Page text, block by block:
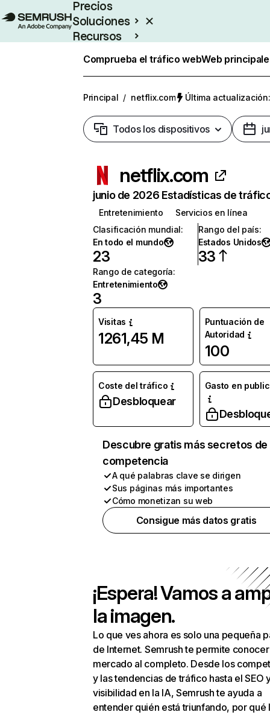
Precios
Soluciones
Recursos
Comprueba el tráfico webWeb
Principal / netflix.com Última
Todos los dispositivos
netflix.com
junio de 2026 Estadísticas de
Entretenimiento
Servicios en línea
Clasificación mundial:
En todo el mundo
23
Rango del país:
Estados Unidos
33
Rango de categoría:
Entretenimiento
3
Visitas
1261,45 M
Puntuación de
Autoridad
100
Coste del tráfico
Desbloquear
Gasto en
Descubre gratis más secretos de
competencia
A qué palabras clave se dirigen
Sus páginas más importantes
Cómo monetizan su web
Consigue más datos gratis
¡Espera! Vamos a
la imagen.
Lo que ves ahora es solo una pequeña
de Internet. Semrush te permite
mercado al completo. Desde los
y las tendencias de tráfico hasta el SEO
visibilidad en la IA, Semrush te ayuda a
entender quién está triunfando, por qué